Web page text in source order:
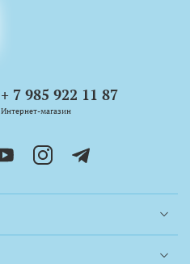
+ 7 985 922 11 87
Интернет-магазин